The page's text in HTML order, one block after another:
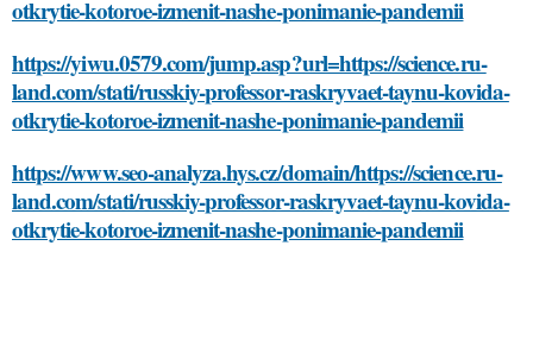
otkrytie-kotoroe-izmenit-nashe-ponimanie-pandemii
https://yiwu.0579.com/jump.asp?url=https://science.ru-
land.com/stati/russkiy-professor-raskryvaet-taynu-kovida-
otkrytie-kotoroe-izmenit-nashe-ponimanie-pandemii
https://www.seo-analyza.hys.cz/domain/https://science.ru-
land.com/stati/russkiy-professor-raskryvaet-taynu-kovida-
otkrytie-kotoroe-izmenit-nashe-ponimanie-pandemii